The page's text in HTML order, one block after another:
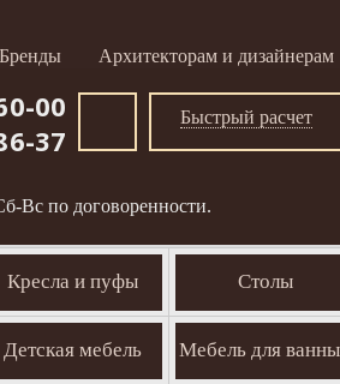
Бренды Архитекторам и дизайнерам
Вс по договоренности.
00
37
Быстрый расчет
Кресла и пуфы Столы
Детская мебель Мебель для